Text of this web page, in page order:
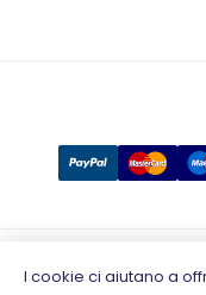
I cookie ci aiutano a